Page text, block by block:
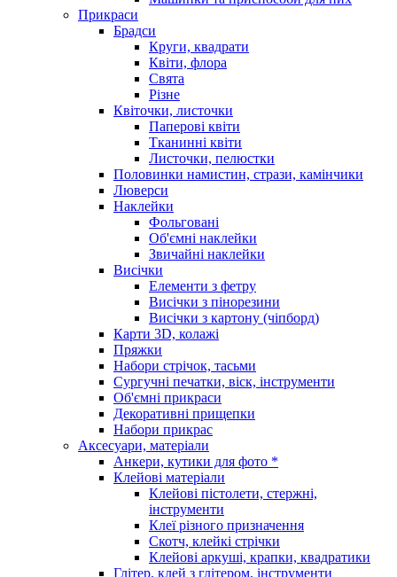
Прикраси
Брадси
Круги, квадрати
Квіти, флора
Свята
Різне
Квіточки, листочки
Паперові квіти
Тканинні квіти
Листочки, пелюстки
Половинки намистин, стрази, камінчики
Люверси
Наклейки
Фольговані
Об'ємні наклейки
Звичайні наклейки
Висічки
Елементи з фетру
Висічки з пінорезини
Висічки з картону (чіпборд)
Карти 3D, колажі
Пряжки
Набори стрічок, тасьми
Сургучні печатки, віск, інструменти
Об'ємні прикраси
Декоративні прищепки
Набори прикрас
Аксесуари, матеріали
Анкери, кутики для фото *
Клейові матеріали
Клейові пістолети, стержні,
інструменти
Клеї різного призначення
Скотч, клейкі стрічки
Клейові аркуші, крапки, квадратики
Глітер, клей з глітером, інструменти